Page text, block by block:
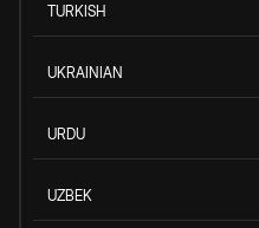
TURKISH
UKRAINIAN
URDU
UZBEK